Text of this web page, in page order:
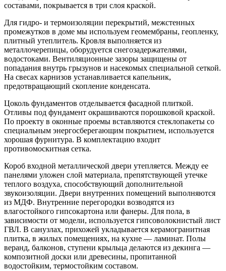
составами, покрывается в три слоя краской.
Для гидро- и термоизоляции перекрытий, межстенных
промежутков в доме мы используем геомембраны, геопленку,
плитный утеплитель. Кровля выполняется из
металлочерепицы, оборудуется снегозадержателями,
водостоками. Вентиляционные зазоры защищены от
попадания внутрь грызунов и насекомых специальной сеткой.
На свесах карнизов устанавливается капельник,
предотвращающий скопление конденсата.
Цоколь фундаментов отделывается фасадной плиткой.
Отливы под фундамент окрашиваются порошковой краской.
По проекту в оконные проемы вставляются стеклопакеты со
специальным энергосберегающим покрытием, используется
хорошая фурнитура. В комплектацию входит
противомоскитная сетка.
Короб входной металлической двери утепляется. Между ее
панелями уложен слой материала, препятствующей утечке
теплого воздуха, способствующий дополнительной
звукоизоляции. Двери внутренних помещений выполняются
из МДФ. Внутренние перегородки возводятся из
влагостойкого гипсокартона или фанеры. Для пола, в
зависимости от модели, используется гипсоволокнистый лист
ГВЛ. В санузлах, прихожей укладывается керамогранитная
плитка, в жилых помещениях, на кухне — ламинат. Полы
веранд, балконов, ступени крыльца делаются из декинга —
композитной доски или древесины, пропитанной
водостойким, термостойким составом.